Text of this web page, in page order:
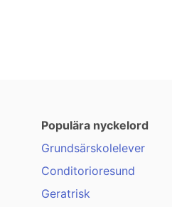
Populära nyckelord
Grundsärskolelever
Conditorioresund
Geratrisk